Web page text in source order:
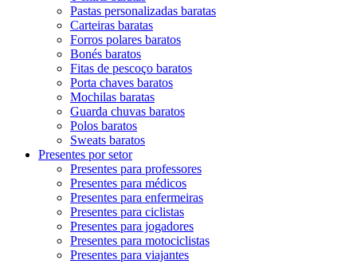
Pastas personalizadas baratas
Carteiras baratas
Forros polares baratos
Bonés baratos
Fitas de pescoço baratos
Porta chaves baratos
Mochilas baratas
Guarda chuvas baratos
Polos baratos
Sweats baratos
Presentes por setor
Presentes para professores
Presentes para médicos
Presentes para enfermeiras
Presentes para ciclistas
Presentes para jogadores
Presentes para motociclistas
Presentes para viajantes